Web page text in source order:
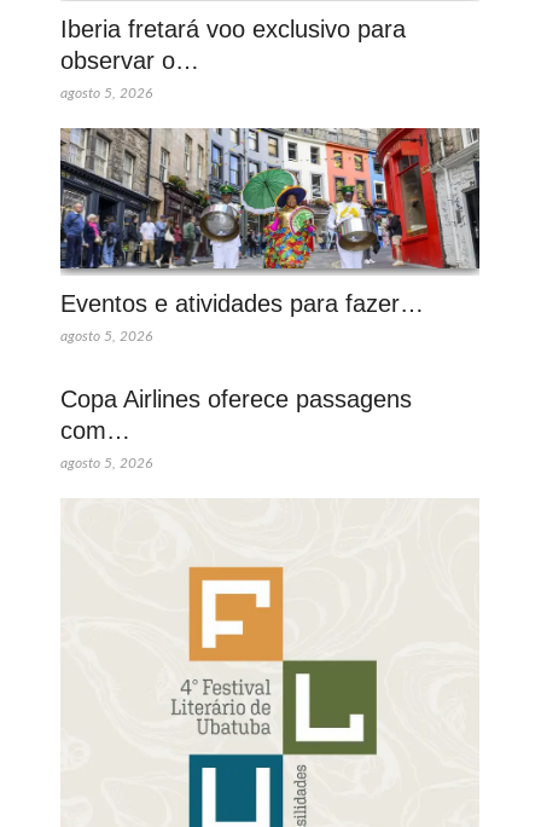
Iberia fretará voo exclusivo para
observar o…
agosto 5, 2026
Eventos e atividades para fazer…
agosto 5, 2026
Copa Airlines oferece passagens
com…
agosto 5, 2026